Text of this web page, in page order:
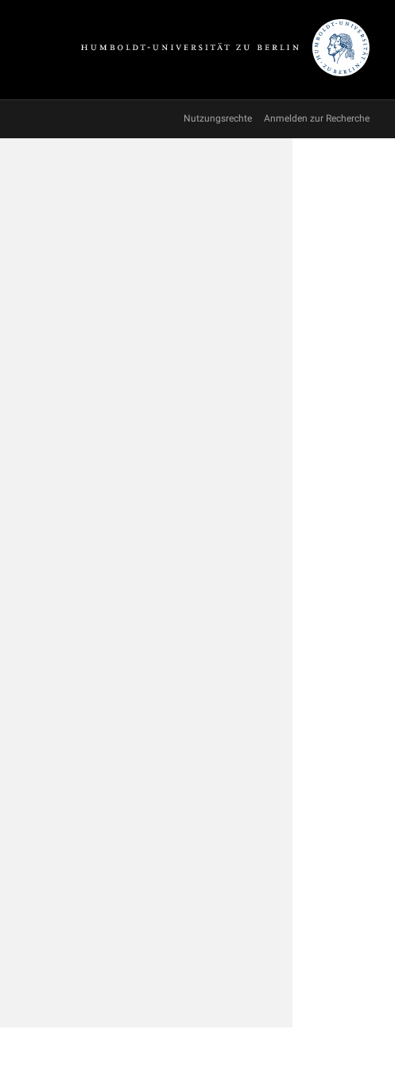
Nutzungsrechte Anmelden zur Recherche